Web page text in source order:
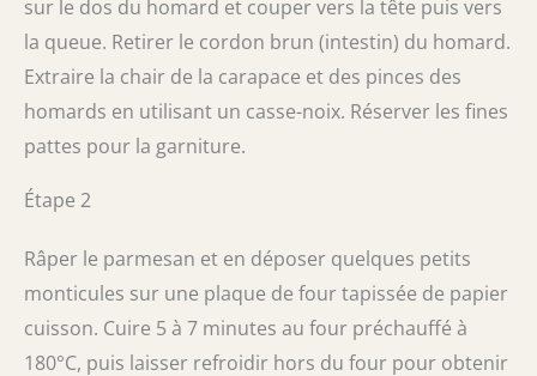
sur le dos du homard et couper vers la tête puis vers
la queue. Retirer le cordon brun (intestin) du homard.
Extraire la chair de la carapace et des pinces des
homards en utilisant un casse-noix. Réserver les fines
pattes pour la garniture.
Étape 2
Râper le parmesan et en déposer quelques petits
monticules sur une plaque de four tapissée de papier
cuisson. Cuire 5 à 7 minutes au four préchauffé à
180°C, puis laisser refroidir hors du four pour obtenir